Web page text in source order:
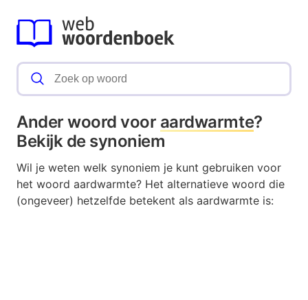
Ander woord voor aardwarmte?
Bekijk de synoniem
Wil je weten welk synoniem je kunt gebruiken voor
het woord aardwarmte? Het alternatieve woord die
(ongeveer) hetzelfde betekent als aardwarmte is: